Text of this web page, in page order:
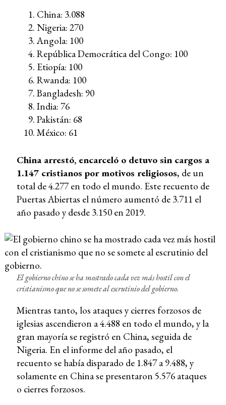
China: 3.088
Nigeria: 270
Angola: 100
República Democrática del Congo: 100
Etiopía: 100
Rwanda: 100
Bangladesh: 90
India: 76
Pakistán: 68
México: 61
China arrestó, encarceló o detuvo sin cargos a
1.147 cristianos por motivos religiosos, de un
total de 4.277 en todo el mundo. Este recuento de
Puertas Abiertas el número aumentó de 3.711 el
año pasado y desde 3.150 en 2019.
El gobierno chino se ha mostrado cada vez más hostil con el
cristianismo que no se somete al escrutinio del gobierno.
Mientras tanto, los ataques y cierres forzosos de
iglesias ascendieron a 4.488 en todo el mundo, y la
gran mayoría se registró en China, seguida de
Nigeria. En el informe del año pasado, el
recuento se había disparado de 1.847 a 9.488, y
solamente en China se presentaron 5.576 ataques
o cierres forzosos.